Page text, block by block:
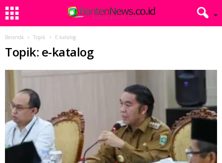
Beranda Topik E-katalog
Topik: e-katalog